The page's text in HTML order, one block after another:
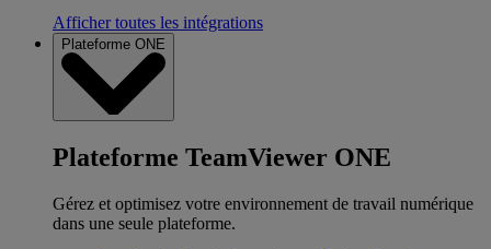
Afficher toutes les intégrations
Plateforme ONE
Plateforme TeamViewer ONE
Gérez et optimisez votre environnement de travail numérique
dans une seule plateforme.